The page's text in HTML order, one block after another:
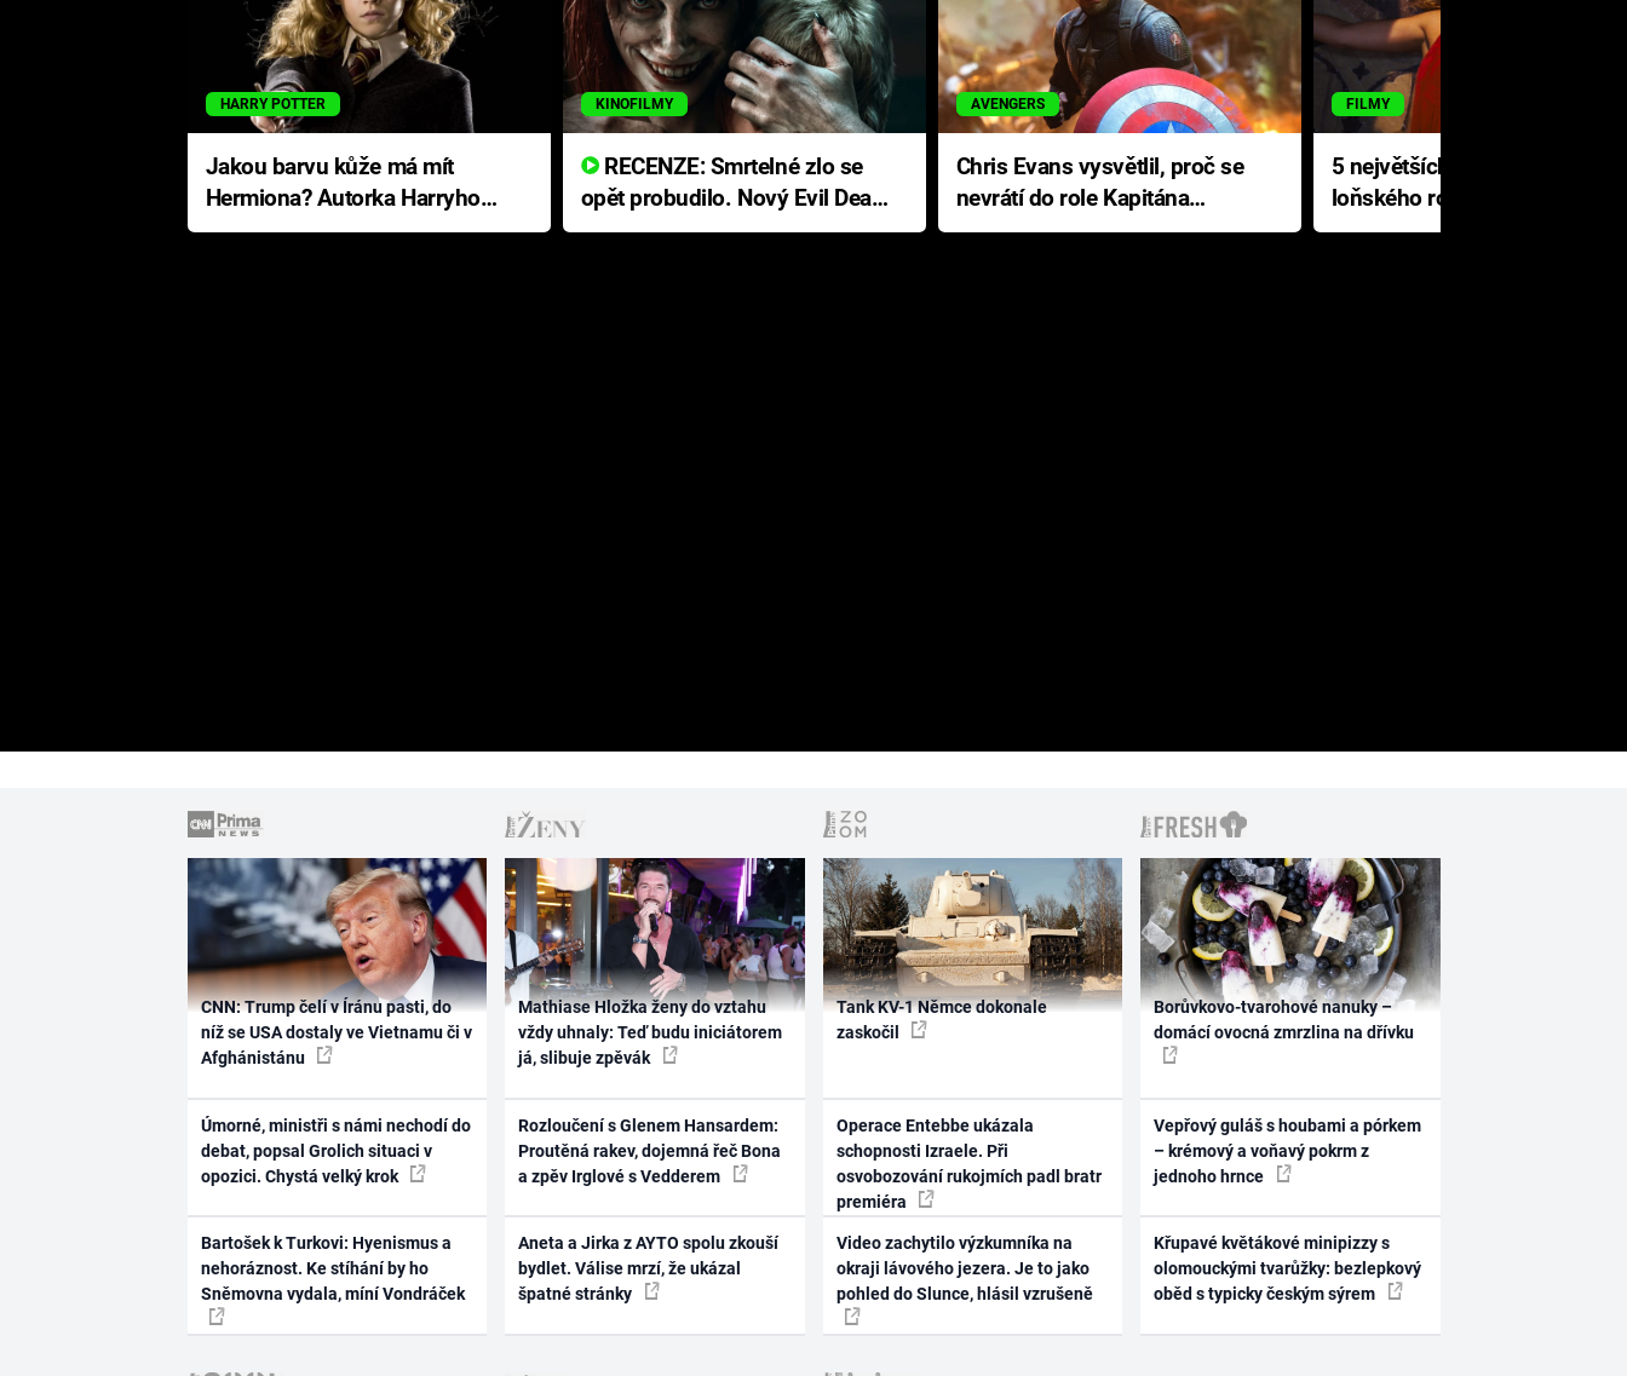
HARRY POTTER
Jakou barvu kůže má mít
Hermiona? Autorka Harryho
Pottera přišla s ráznou
KINOFILMY
RECENZE: Smrtelné zlo se
opět probudilo. Nový Evil Dead
přichází s neodolatelnou
AVENGERS
Chris Evans vysvětlil, proč se
nevrátí do role Kapitána
Ameriky
FILMY
5 největších propadáků
loňského roku: Disney na
jediné katastrofě prodělal 200
CNN: Trump čelí v Íránu pasti, do
níž se USA dostaly ve Vietnamu či v
Afghánistánu
Úmorné, ministři s námi nechodí do
debat, popsal Grolich situaci v
opozici. Chystá velký krok
Bartošek k Turkovi: Hyenismus a
nehoráznost. Ke stíhání by ho
Sněmovna vydala, míní Vondráček
Mathiase Hložka ženy do vztahu
vždy uhnaly: Teď budu iniciátorem
já, slibuje zpěvák
Rozloučení s Glenem Hansardem:
Proutěná rakev, dojemná řeč Bona
a zpěv Irglové s Vedderem
Aneta a Jirka z AYTO spolu zkouší
bydlet. Válise mrzí, že ukázal
špatné stránky
Tank KV-1 Němce dokonale
zaskočil
Operace Entebbe ukázala
schopnosti Izraele. Při
osvobozování rukojmích padl bratr
premiéra
Video zachytilo výzkumníka na
okraji lávového jezera. Je to jako
pohled do Slunce, hlásil vzrušeně
Borůvkovo-tvarohové nanuky –
domácí ovocná zmrzlina na dřívku
Vepřový guláš s houbami a pórkem
– krémový a voňavý pokrm z
jednoho hrnce
Křupavé květákové minipizzy s
olomouckými tvarůžky: bezlepkový
oběd s typicky českým sýrem